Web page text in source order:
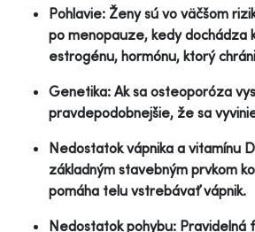
Pohlavie: Ženy sú vo väčšom
po menopauze, kedy dochádza
estrogénu, hormónu, ktorý
Genetika: Ak sa osteoporóza
pravdepodobnejšie, že sa
Nedostatok vápnika a vitamínu
základným stavebným prvkom
pomáha telu vstrebávať vápnik.
Nedostatok pohybu: Pravidelná